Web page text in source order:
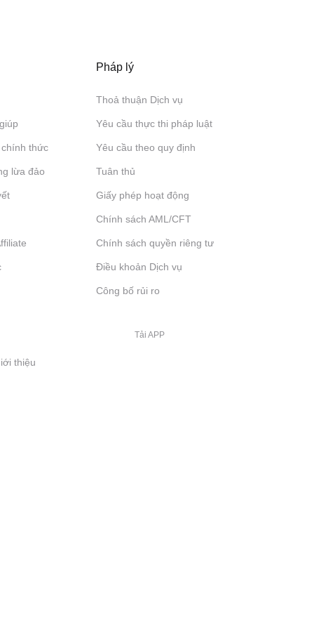
thức
lừa đảo
thiệu
Pháp lý
Thoả thuận Dịch vụ
Yêu cầu thực thi pháp luật
Yêu cầu theo quy định
Tuân thủ
Giấy phép hoạt động
Chính sách AML/CFT
Chính sách quyền riêng tư
Điều khoản Dịch vụ
Công bố rủi ro
Tải APP